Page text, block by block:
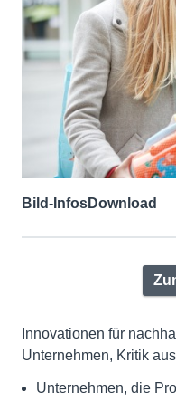
Bild-InfosDownload
Innovationen für
Unternehmen, Kritik
Unternehmen, die